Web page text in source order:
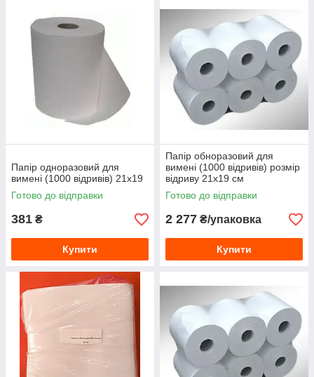
Папір одноразовий для
вимені (1000 відривів) 21х19
Готово до відправки
381 ₴
Купити
Папір обноразовий для
вимені (1000 відривів) розмір
відриву 21х19 см
Готово до відправки
2 277 ₴/упаковка
Купити